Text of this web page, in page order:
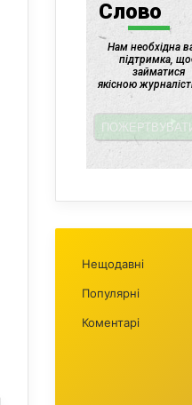
Нещодавні
Популярні
Коментарі